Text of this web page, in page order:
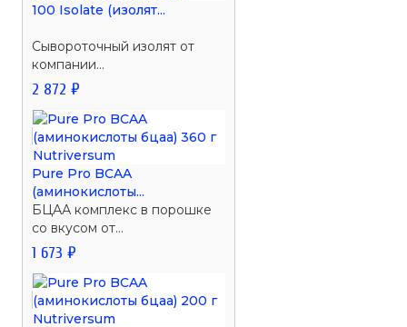
100 Isolate (изолят...
Сывороточный изолят от
компании...
2 872 ₽
Pure Pro BCAA
(аминокислоты...
БЦАА комплекс в порошке
со вкусом от...
1 673 ₽